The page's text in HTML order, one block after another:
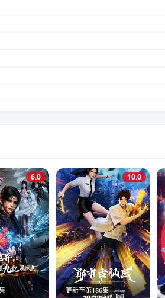
6.0
更新至第186集
10.0